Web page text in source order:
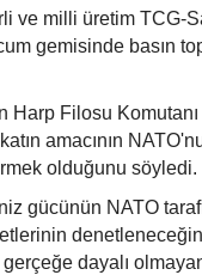
ve milli üretim TCG-
gemisinde basın
Harp Filosu Komutanı
amacının
olduğunu söyledi.
gücünün NATO
dayalı